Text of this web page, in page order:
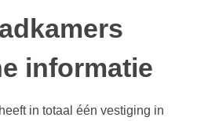
informatie
in totaal één vestiging in